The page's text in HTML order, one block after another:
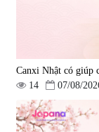
Sleepy Nhật Bản 80
Canxi Nhật có giúp
14
07/08/